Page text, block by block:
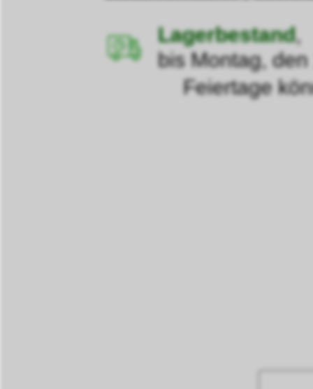
Lagerbestand,
bis Montag,
Feiertage